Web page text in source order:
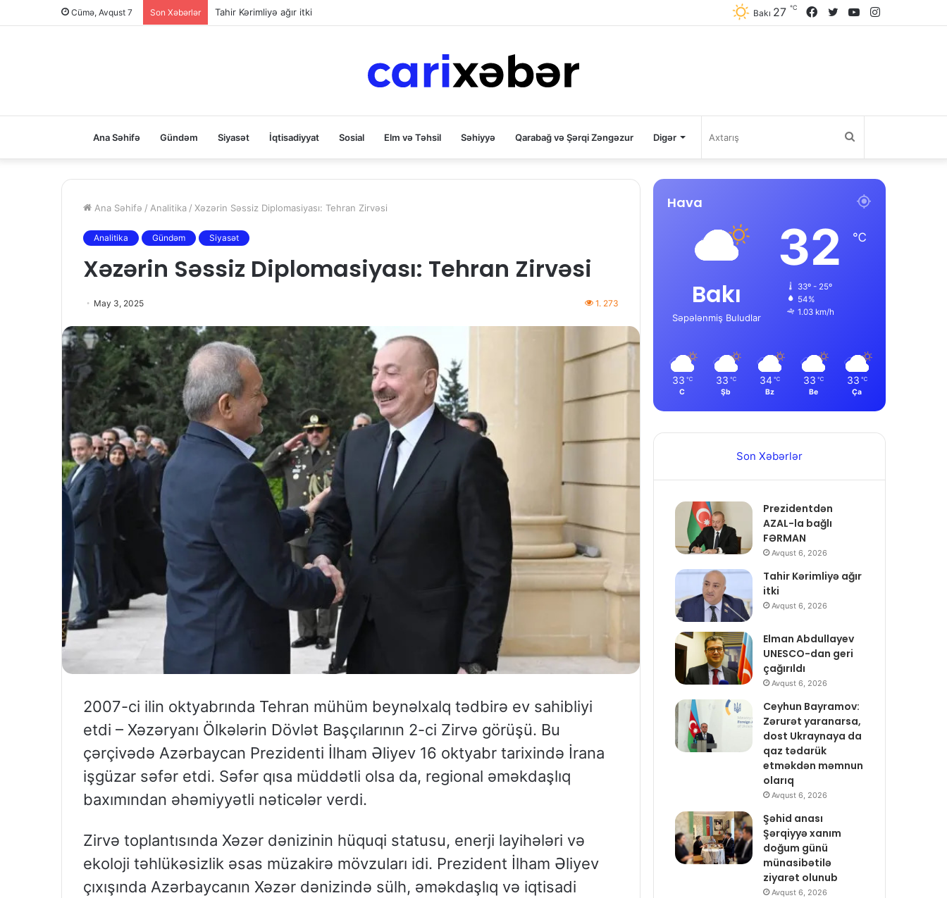
Cümə, Avqust 7 Son Xəbərlər Tahir Kərimliyə ağır itki YouTube
Twitter
Facebook
Bakı 27 ℃
Ana Səhifə Gündəm Siyasət İqtisadiyyat Sosial Elm və Təhsil Səhiyyə Qarabağ və Şərqi Zəngəzur Digər Axtarış
Ana Səhifə / Analitika / Xəzərin Səssiz Diplomasiyası: Tehran Zirvəsi
Analitika Gündəm Siyasət
Xəzərin Səssiz Diplomasiyası: Tehran Zirvəsi
May 3, 2025 1. 273
2007-ci ilin oktyabrında Tehran mühüm beynəlxalq tədbirə ev sahibliyi
etdi – Xəzəryanı Ölkələrin Dövlət Başçılarının 2-ci Zirvə görüşü. Bu
çərçivədə Azərbaycan Prezidenti İlham Əliyev 16 oktyabr tarixində İrana
işgüzar səfər etdi. Səfər qısa müddətli olsa da, regional əməkdaşlıq
baxımından əhəmiyyətli nəticələr verdi.
Zirvə toplantısında Xəzər dənizinin hüquqi statusu, enerji layihələri və
ekoloji təhlükəsizlik əsas müzakirə mövzuları idi. Prezident İlham Əliyev
çıxışında Azərbaycanın Xəzər dənizində sülh, əməkdaşlıq və iqtisadi
Hava
Bakı
Səpələnmiş Buludlar
32 ℃
33º - 25º
54%
1.03 km/h
33 ℃
C
33 ℃
Şb
34 ℃
Bz
33 ℃
Be
33 ℃
Ça
Son Xəbərlər
Prezidentdən
AZAL-la bağlı
FƏRMAN
Avqust 6, 2026
Tahir Kərimliyə ağır
itki
Avqust 6, 2026
Elman Abdullayev
UNESCO-dan geri
çağırıldı
Avqust 6, 2026
Ceyhun Bayramov:
Zərurət yaranarsa,
dost Ukraynaya da
qaz tədarük
etməkdən məmnun
olarıq
Avqust 6, 2026
Şəhid anası
Şərqiyyə xanım
doğum günü
münasibətilə
ziyarət olunub
Avqust 6, 2026